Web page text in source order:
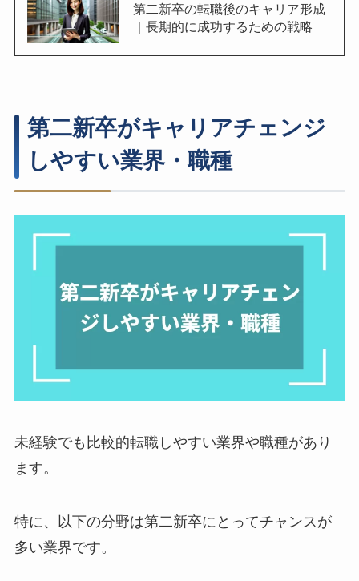
第二新卒の転職後のキャリア形成
｜長期的に成功するための戦略
第二新卒がキャリアチェンジ
しやすい業界・職種
未経験でも比較的転職しやすい業界や職種があり
ます。
特に、以下の分野は第二新卒にとってチャンスが
多い業界です。